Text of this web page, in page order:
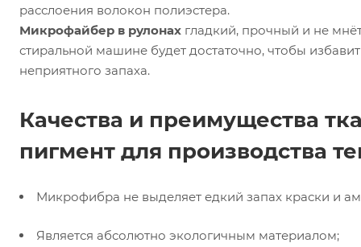
расслоения волокон полиэстера.
Микрофайбер в рулонах гладкий, прочный и не
стиральной машине будет достаточно, чтобы
неприятного запаха.
Качества и преимущества
пигмент для производства
Микрофибра не выделяет едкий запах краски и
Является абсолютно экологичным материалом;